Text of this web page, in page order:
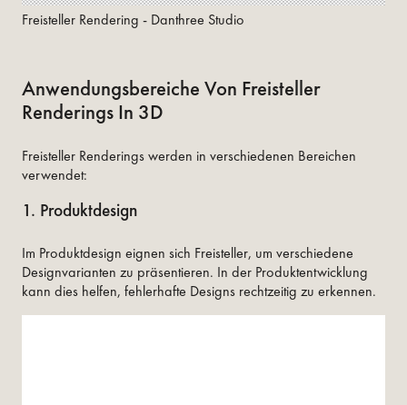
Freisteller Rendering - Danthree Studio
Anwendungsbereiche Von Freisteller
Renderings In 3D
Freisteller Renderings werden in verschiedenen Bereichen
verwendet:
1. Produktdesign
Im Produktdesign eignen sich Freisteller, um verschiedene
Designvarianten zu präsentieren. In der Produktentwicklung
kann dies helfen, fehlerhafte Designs rechtzeitig zu erkennen.